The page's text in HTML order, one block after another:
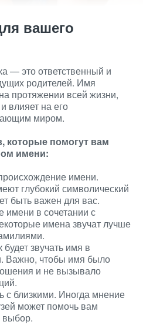
вашего
— это ответственный и
родителей. Имя
протяжении всей жизни,
влияет на его
миром.
которые помогут вам
имени:
имени.
глубокий символический
быть важен для вас.
имени в сочетании с
имена звучат лучше
звучать имя в
Важно, чтобы имя было
и не вызывало
с близкими. Иногда мнение
может помочь вам
выбор.